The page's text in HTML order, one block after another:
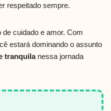
respeitado sempre.
cuidado e amor. Com
estará dominando o assunto
tranquilanessa jornada